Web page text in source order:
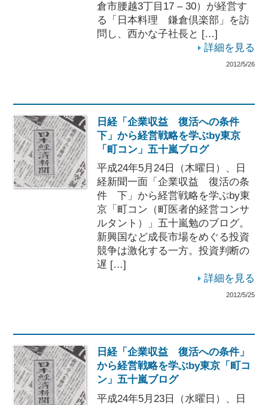
倉市腰越3丁目17 – 30）が経営す
る「日本料理 鎌倉倶楽部」を訪
問し、西かな子社長と […]
詳細を見る
2012/5/26
日経「企業収益 復活への条件
下」から経営戦略を学ぶby東京
「町コン」五十嵐ブログ
平成24年5月24日（木曜日）、日
経新聞一面「企業収益 復活の条
件 下」から経営戦略を学ぶby東
京「町コン（町医者的経営コンサ
ルタント）」五十嵐勉のブログ。
新興国など成長市場をめぐる投資
競争は激化する一方。投資判断の
遅 […]
詳細を見る
2012/5/25
日経「企業収益 復活への条件」
から経営戦略を学ぶby東京「町コ
ン」五十嵐ブログ
平成24年5月23日（水曜日）、日